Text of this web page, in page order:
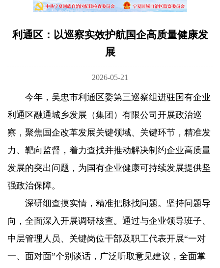
利通区：以巡察实效护航国企高质量健康发
展
2026-05-21
今年，吴忠市利通区委第三巡察组进驻国有企业
利通区融通城乡发展（集团）有限公司开展政治巡
察，聚焦国企改革发展关键领域、关键环节，精准发
力、靶向监督，着力查找并推动解决制约企业高质量
发展的突出问题，为国有企业健康可持续发展提供坚
强政治保障。
深研细查摸实情，精准把脉找问题。坚持问题导
向，全面深入开展调研核查。通过与企业领导班子、
中层管理人员、关键岗位干部及职工代表开展“一对
一、面对面”个别谈话，广泛听取意见建议，全面掌